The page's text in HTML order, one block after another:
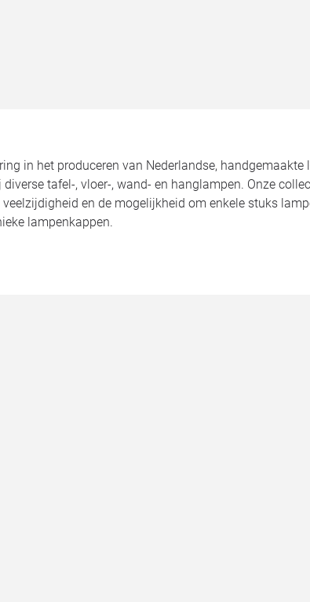
in het produceren van Nederlandse, handgemaakte
tafel-, vloer-, wand- en hanglampen. Onze
en de mogelijkheid om enkele stuks
lampenkappen.